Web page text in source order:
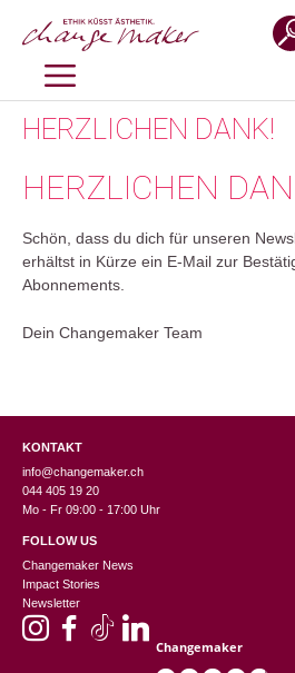
Inhalt
MENÜ
HERZLICHEN DANK!
HERZLICHEN
Schön, dass du dich für unseren
erhältst in Kürze ein E-Mail zur
Abonnements.
Dein Changemaker Team
KONTAKT
info@changemaker.ch
044 405 19 20
Mo - Fr 09:00 - 17:00 Uhr
FOLLOW US
Changemaker News
Impact Stories
Newsletter
Changemaker